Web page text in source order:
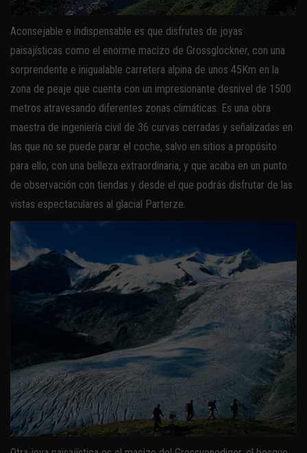
Aconsejable e indispensable es que disfrutes de joyas
paisajísticas como el enorme macizo de Grossglockner, con una
sorprendente e inigualable carretera alpina de unos 45Km en la
zona de peaje que cuenta con un impresionante desnivel de 1500
metros atravesando diferentes zonas climáticas. Es una obra
maestra de ingeniería civil de 36 curvas cerradas y señalizadas en
las que no se puede parar el coche, salvo en sitios a propósito
para ello, con una belleza extraordinaria, y que acaba en un punto
de observación con tiendas y desde el que podrás disfrutar de las
vistas espectaculares al glacial Parterze.